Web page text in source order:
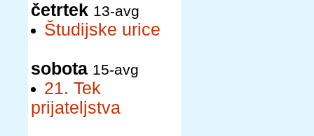
četrtek 13-avg
Študijske urice
sobota 15-avg
21. Tek
prijateljstva